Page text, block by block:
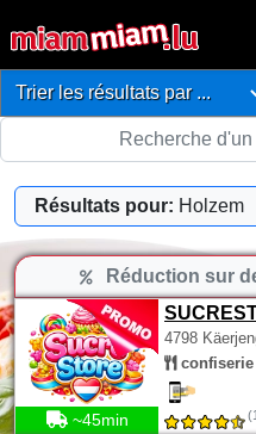
Résultats pour: Holzem
Réduction sur
4798
confiserie
~45min